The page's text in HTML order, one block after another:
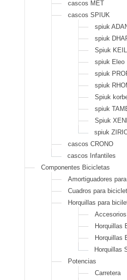
cascos MET
cascos SPIUK
spiuk
spiuk
Spiuk
spiuk Eleo
spiuk
spiuk
Spiuk
spiuk
Spiuk
spiuk
cascos CRONO
cascos Infantiles
Componentes Bicicletas
Amortiguadores
Cuadros para
Horquillas para
Horquillas
Horquillas
Horquillas
Potencias
Carretera